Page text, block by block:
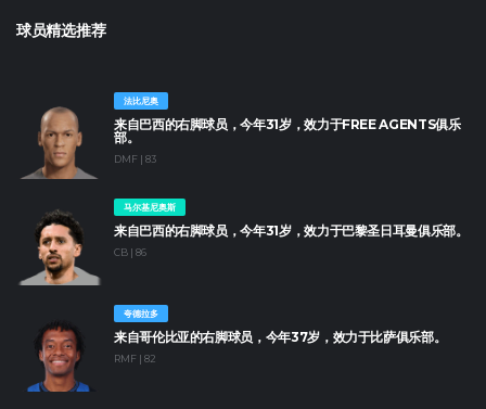
球员精选推荐
法比尼奥
来自巴西的右脚球员，今年31岁，效力于FREE AGENTS俱乐
部。
DMF | 83
马尔基尼奥斯
来自巴西的右脚球员，今年31岁，效力于巴黎圣日耳曼俱乐部。
CB | 86
夸德拉多
来自哥伦比亚的右脚球员，今年37岁，效力于比萨俱乐部。
RMF | 82